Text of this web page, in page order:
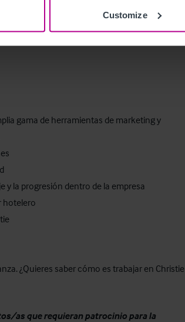
Customize
de Microsoft Office.
a los detalles.
y crecer dentro del sector.
gama de herramientas de marketing y
y la progresión dentro de la empresa
hotelero
¿Quieres saber cómo es trabajar en Christie
as que requieran patrocinio para la